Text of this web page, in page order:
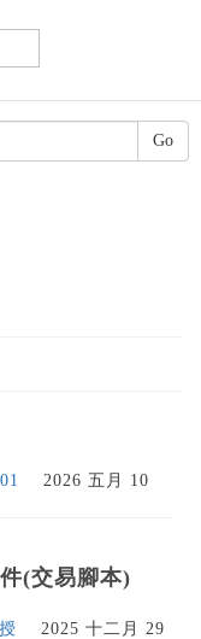
2026 五月 10
(交易腳本)
2025 十二月 29
Go